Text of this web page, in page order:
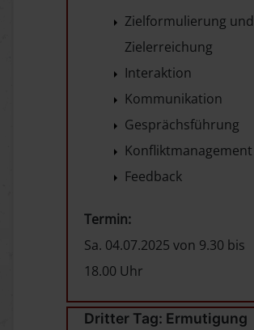
Zielformulierung und
Zielerreichung
Interaktion
Kommunikation
Gesprächsführung
Konfliktmanagement
Feedback
Termin:
Sa. 04.07.2025 von 9.30 bis
18.00 Uhr
Dritter Tag: Ermutigung